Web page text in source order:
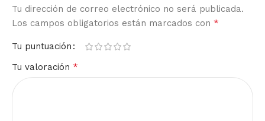
Tu dirección de correo electrónico no será publicada.
Los campos obligatorios están marcados con *
Tu puntuación
Tu valoración *